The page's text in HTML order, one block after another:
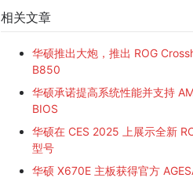
相关文章
华硕推出大炮，推出 ROG
B850
华硕承诺提高系统性能并支持
BIOS
华硕在 CES 2025 上展示全新
型号
华硕 X670E 主板获得官方